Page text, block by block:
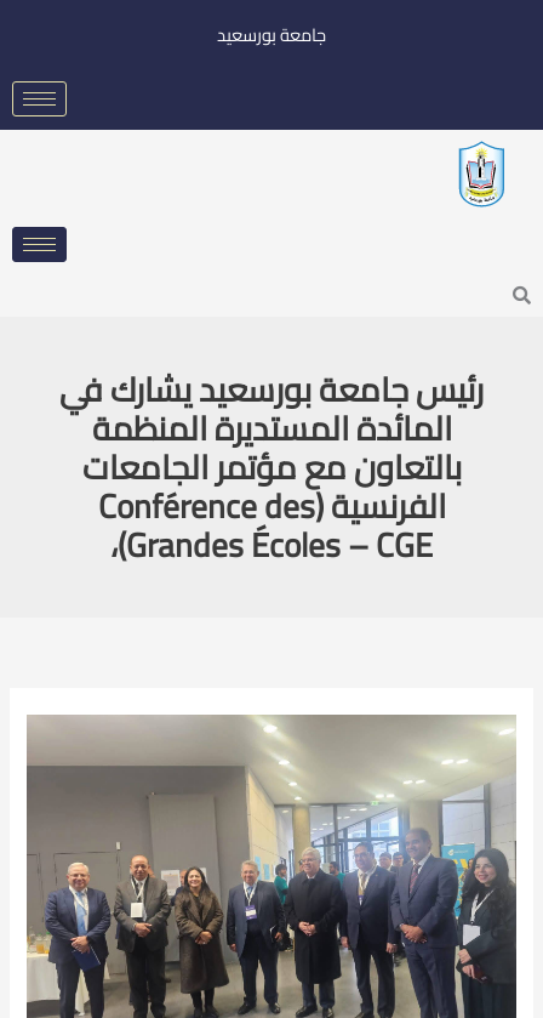
جامعة بورسعيد
Search
رئيس جامعة بورسعيد يشارك في
المائدة المستديرة المنظمة
بالتعاون مع مؤتمر الجامعات
الفرنسية (Conférence des
Grandes Écoles – CGE)،